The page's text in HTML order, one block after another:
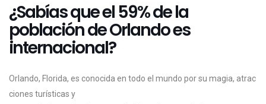
¿Sabías que el 59% de la
población de Orlando es
internacional?
Orlando, Florida, es conocida en todo el mundo porsu magia, atrac
ciones turísticas y